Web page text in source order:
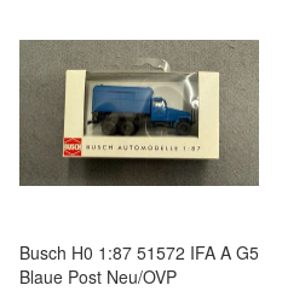
Busch H0 1:87 51572 IFA A G5
Blaue Post Neu/OVP